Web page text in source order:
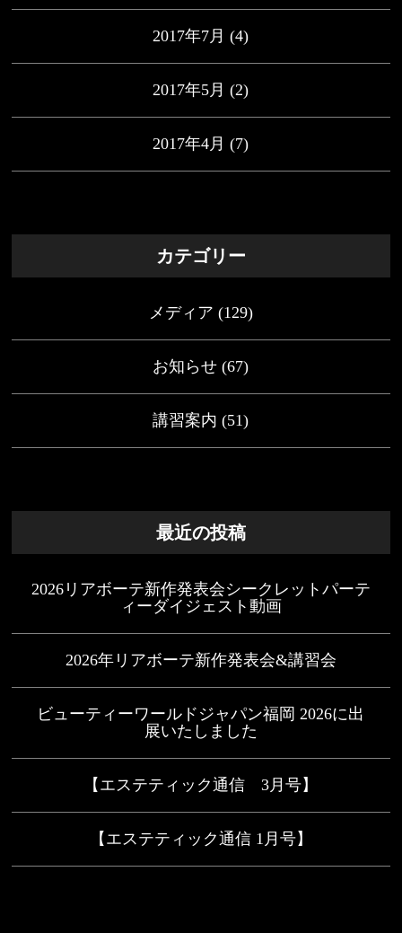
2017年7月 (4)
2017年5月 (2)
2017年4月 (7)
カテゴリー
メディア (129)
お知らせ (67)
講習案内 (51)
最近の投稿
2026リアボーテ新作発表会シークレットパーテ
ィーダイジェスト動画
2026年リアボーテ新作発表会&講習会
ビューティーワールドジャパン福岡 2026に出
展いたしました
【エステティック通信 3月号】
【エステティック通信 1月号】